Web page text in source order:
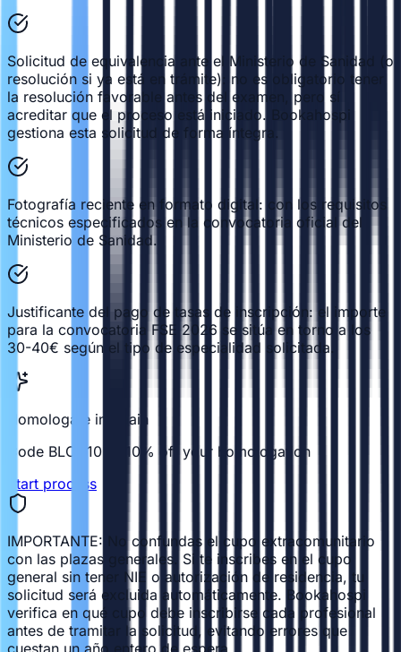
Solicitud de equivalencia ante el Ministerio de Sanidad (o
resolución si ya está en trámite): no es obligatorio tener
la resolución favorable antes del examen, pero sí
acreditar que el proceso está iniciado. Bookahospi
gestiona esta solicitud de forma íntegra.
Fotografía reciente en formato digital: con los requisitos
técnicos especificados en la convocatoria oficial del
Ministerio de Sanidad.
Justificante del pago de tasas de inscripción: el importe
para la convocatoria FSE 2026 se sitúa en torno a los
30-40€ según el tipo de especialidad solicitada.
Homologate in Spain
Code BLOG10 — 10% off your homologation
Start process
IMPORTANTE: No confundas el cupo extracomunitario
con las plazas generales. Si te inscribes en el cupo
general sin tener NIE o autorización de residencia, tu
solicitud será excluida automáticamente. Bookahospi
verifica en qué cupo debe inscribirse cada profesional
antes de tramitar la solicitud, evitando errores que